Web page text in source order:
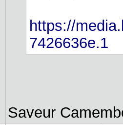
https://
7426636e.1
Saveur